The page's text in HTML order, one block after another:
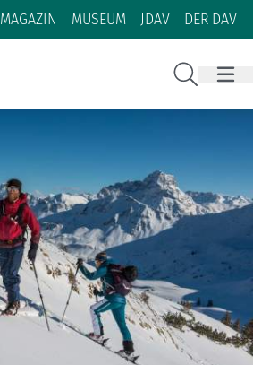
Zum Inhalt
Zur Footer-Navigation
MAGAZIN MUSEUM JDAV DER DAV